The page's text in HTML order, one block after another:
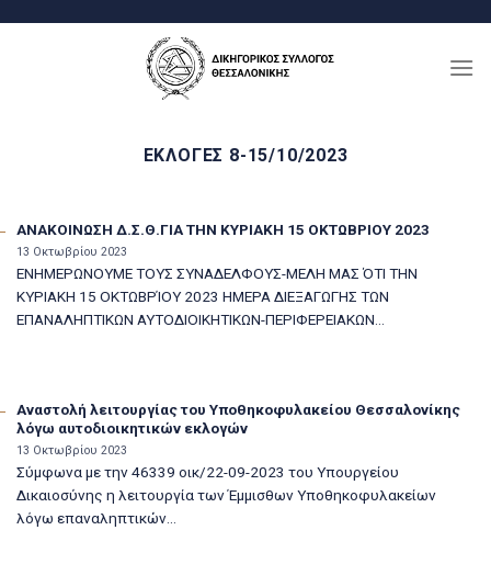
ΕΚΛΟΓΈΣ 8-15/10/2023
ΑΝΑΚΟΙΝΩΣΗ Δ.Σ.Θ.ΓΙΑ ΤΗΝ ΚΥΡΙΑΚΗ 15 ΟΚΤΩΒΡΙΟΥ 2023
13 Οκτωβρίου 2023
ΕΝΗΜΕΡΩΝΟΥΜΕ ΤΟΥΣ ΣΥΝΑΔΕΛΦΟΥΣ-ΜΕΛΗ ΜΑΣ ΌΤΙ ΤΗΝ
ΚΥΡΙΑΚΗ 15 ΟΚΤΩΒΡΊΟΥ 2023 ΗΜΕΡΑ ΔΙΕΞΑΓΩΓΗΣ ΤΩΝ
ΕΠΑΝΑΛΗΠΤΙΚΩΝ ΑΥΤΟΔΙΟΙΚΗΤΙΚΩΝ-ΠΕΡΙΦΕΡΕΙΑΚΩΝ...
Αναστολή λειτουργίας του Υποθηκοφυλακείου Θεσσαλονίκης
λόγω αυτοδιοικητικών εκλογών
13 Οκτωβρίου 2023
Σύμφωνα με την 46339 οικ/22-09-2023 του Υπουργείου
Δικαιοσύνης η λειτουργία των Έμμισθων Υποθηκοφυλακείων
λόγω επαναληπτικών...